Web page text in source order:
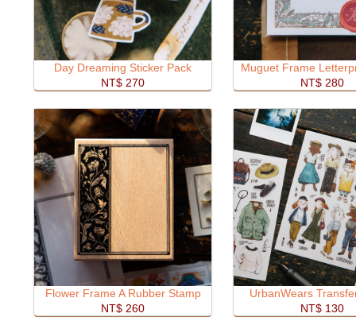
Day Dreaming Sticker Pack
NT$ 270
Muguet Frame
NT$ 280
Flower Frame A Rubber Stamp
NT$ 260
UrbanWears
NT$ 130